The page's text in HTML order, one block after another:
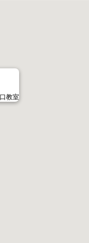
教室